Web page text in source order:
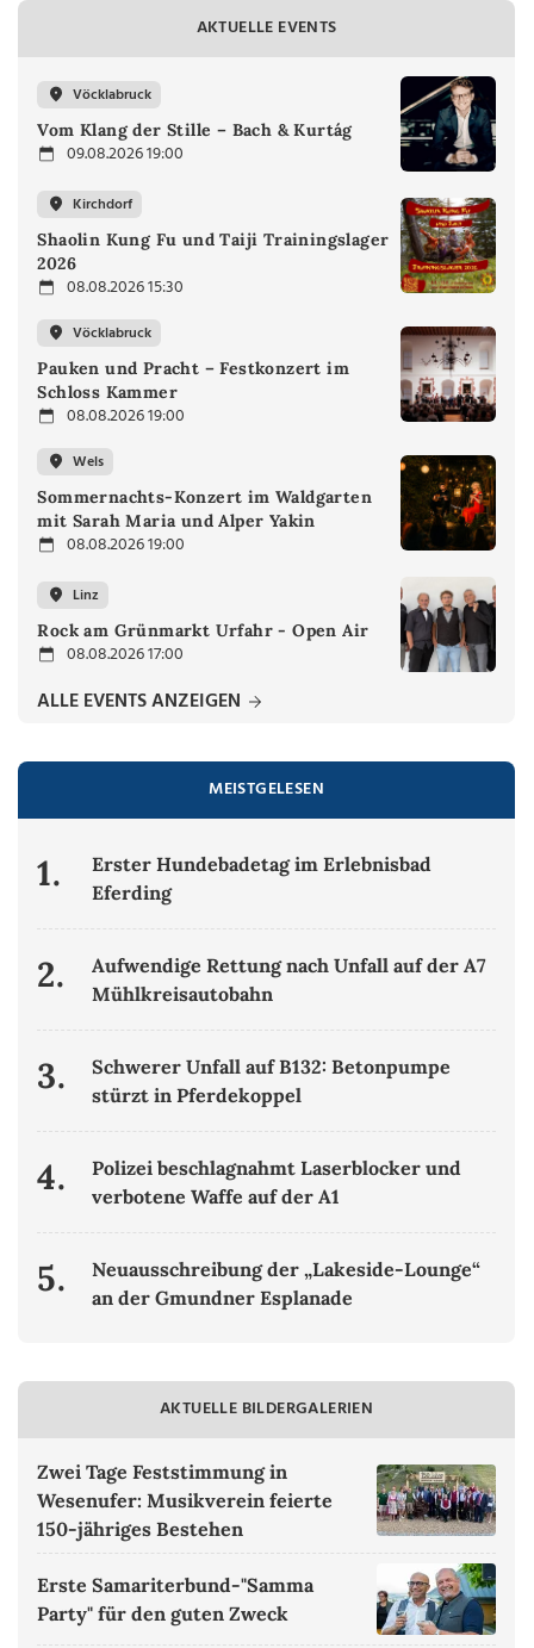
AKTUELLE EVENTS
Vöcklabruck
Vom Klang der Stille – Bach & Kurtág
09.08.2026 19:00
Kirchdorf
Shaolin Kung Fu und Taiji Trainingslager
2026
08.08.2026 15:30
Vöcklabruck
Pauken und Pracht – Festkonzert im
Schloss Kammer
08.08.2026 19:00
Wels
Sommernachts-Konzert im Waldgarten
mit Sarah Maria und Alper Yakin
08.08.2026 19:00
Linz
Rock am Grünmarkt Urfahr - Open Air
08.08.2026 17:00
ALLE EVENTS ANZEIGEN
MEISTGELESEN
1.
Erster Hundebadetag im Erlebnisbad
Eferding
2.
Aufwendige Rettung nach Unfall auf der A7
Mühlkreisautobahn
3.
Schwerer Unfall auf B132: Betonpumpe
stürzt in Pferdekoppel
4.
Polizei beschlagnahmt Laserblocker und
verbotene Waffe auf der A1
5.
Neuausschreibung der „Lakeside-Lounge“
an der Gmundner Esplanade
AKTUELLE BILDERGALERIEN
Zwei Tage Feststimmung in
Wesenufer: Musikverein feierte
150-jähriges Bestehen
Erste Samariterbund-"Samma
Party" für den guten Zweck